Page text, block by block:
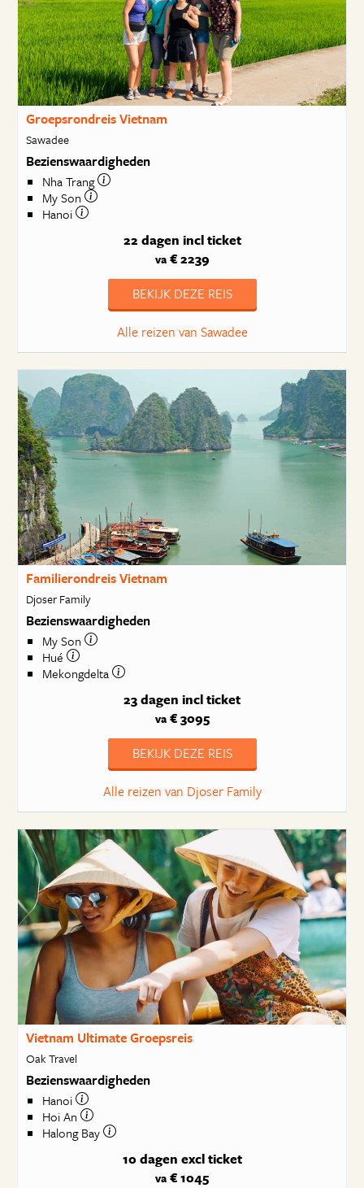
Groepsrondreis Vietnam
Sawadee
Bezienswaardigheden
Nha Trang
My Son
Hanoi
22 dagen incl ticket
va€ 2239
BEKIJK DEZE REIS
Alle reizen van Sawadee
Familierondreis Vietnam
Djoser Family
Bezienswaardigheden
My Son
Hué
Mekongdelta
23 dagen incl ticket
va€ 3095
BEKIJK DEZE REIS
Alle reizen van Djoser Family
Vietnam Ultimate Groepsreis
Oak Travel
Bezienswaardigheden
Hanoi
Hoi An
Halong Bay
10 dagen excl ticket
va € 1045